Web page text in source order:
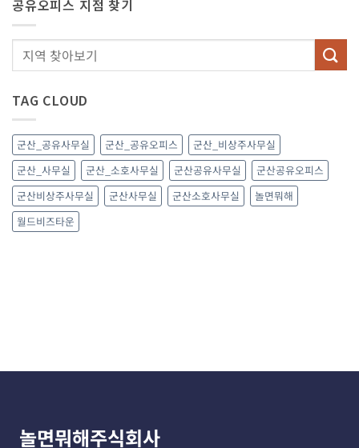
공유오피스 지점 찾기
TAG CLOUD
군산_공유사무실 군산_공유오피스
군산_비상주사무실
군산_사무실
군산_소호사무실 군산공유사무실
군산공유오피스
군산비상주사무실
군산사무실 군산소호사무실
놀면뭐해
월드비즈타운
놀면뭐해주식회사